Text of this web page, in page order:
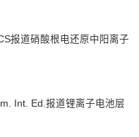
报道硝酸根电还原中阳离子
Int. Ed.报道锂离子电池层